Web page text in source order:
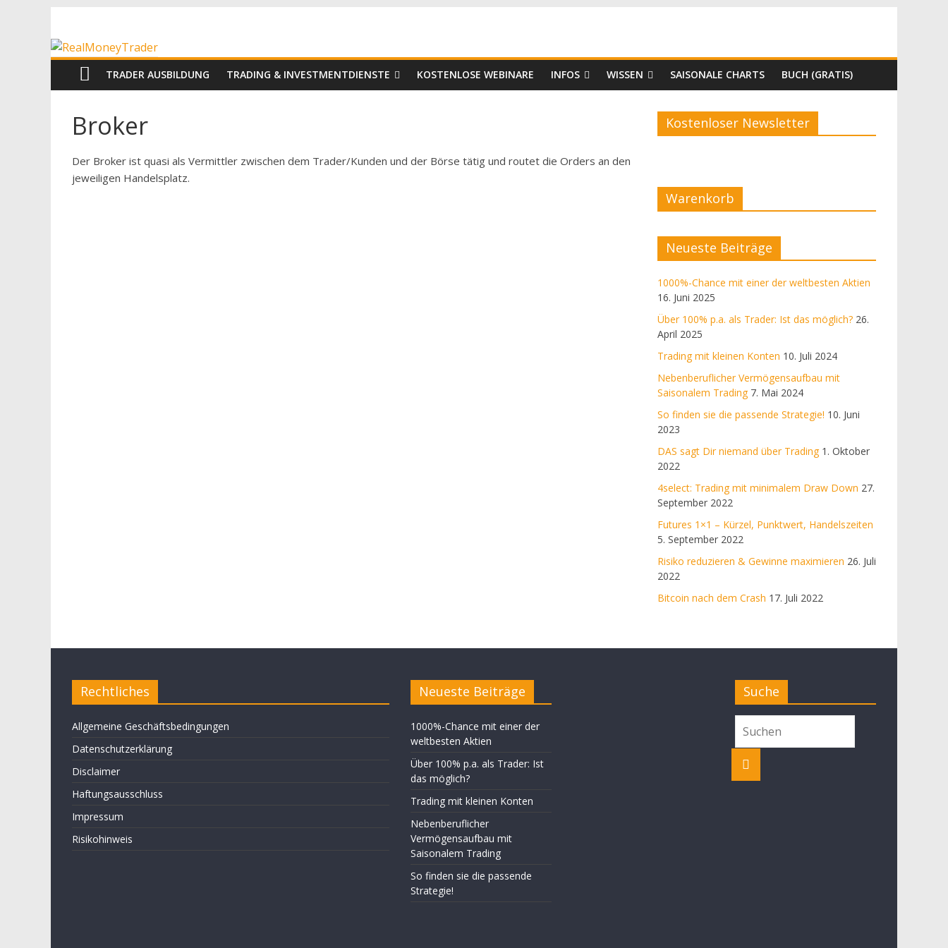
springen
RealMoneyTrader
Echtgeld-
Trading
TRADER AUSBILDUNG TRADING & INVESTMENTDIENSTE KOSTENLOSE WEBINARE INFOS WISSEN SAISONALE CHARTS BUCH (GRATIS)
Broker
Der Broker ist quasi als Vermittler zwischen dem Trader/Kunden und der Börse tätig und routet die Orders an den
jeweiligen Handelsplatz.
Kostenloser Newsletter
Warenkorb
Neueste Beiträge
1000%-Chance mit einer der weltbesten Aktien
16. Juni 2025
Über 100% p.a. als Trader: Ist das möglich? 26.
April 2025
Trading mit kleinen Konten 10. Juli 2024
Nebenberuflicher Vermögensaufbau mit
Saisonalem Trading 7. Mai 2024
So finden sie die passende Strategie! 10. Juni
2023
DAS sagt Dir niemand über Trading 1. Oktober
2022
4select: Trading mit minimalem Draw Down 27.
September 2022
Futures 1×1 – Kürzel, Punktwert, Handelszeiten
5. September 2022
Risiko reduzieren & Gewinne maximieren 26. Juli
2022
Bitcoin nach dem Crash 17. Juli 2022
Rechtliches
Allgemeine Geschäftsbedingungen
Datenschutzerklärung
Disclaimer
Haftungsausschluss
Impressum
Risikohinweis
Neueste Beiträge
1000%-Chance mit einer der
weltbesten Aktien
Über 100% p.a. als Trader: Ist
das möglich?
Trading mit kleinen Konten
Nebenberuflicher
Vermögensaufbau mit
Saisonalem Trading
So finden sie die passende
Strategie!
Suche